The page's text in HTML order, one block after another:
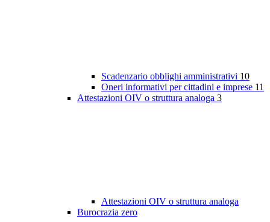
Scadenzario obblighi amministrativi 10
Oneri informativi per cittadini e imprese 11
Attestazioni OIV o struttura analoga 3
Attestazioni OIV o struttura analoga
Burocrazia zero